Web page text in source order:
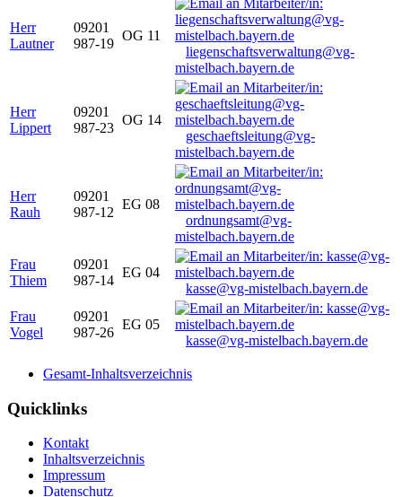
Herr
Lautner
09201
987-19
OG 11
liegenschaftsverwaltung@vg-
mistelbach.bayern.de
Herr
Lippert
09201
987-23
OG 14
geschaeftsleitung@vg-
mistelbach.bayern.de
Herr
Rauh
09201
987-12
EG 08
ordnungsamt@vg-
mistelbach.bayern.de
Frau
Thiem
09201
987-14
EG 04
kasse@vg-mistelbach.bayern.de
Frau
Vogel
09201
987-26
EG 05
kasse@vg-mistelbach.bayern.de
Gesamt-Inhaltsverzeichnis
Quicklinks
Kontakt
Inhaltsverzeichnis
Impressum
Datenschutz